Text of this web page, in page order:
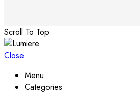
Scroll To Top
Close
Menu
Categories